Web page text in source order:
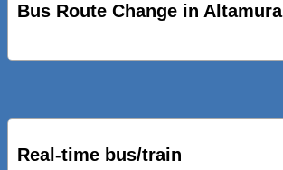
IL TUO BUS ED IL TUO TRENO
Bus Route Change in Altamura
Real-time bus/train